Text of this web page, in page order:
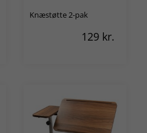
Knæstøtte 2-pak
129 kr.